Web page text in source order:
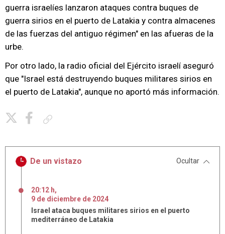
guerra israelíes lanzaron ataques contra buques de
guerra sirios en el puerto de Latakia y contra almacenes
de las fuerzas del antiguo régimen" en las afueras de la
urbe.
Por otro lado, la radio oficial del Ejército israelí aseguró
que "Israel está destruyendo buques militares sirios en
el puerto de Latakia", aunque no aportó más información.
De un vistazo Ocultar
20:12 h,
9 de diciembre de 2024
Israel ataca buques militares sirios en el puerto
mediterráneo de Latakia